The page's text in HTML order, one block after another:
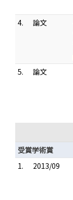
4. 論文
5. 論文
受賞学術賞
1.
2013/09